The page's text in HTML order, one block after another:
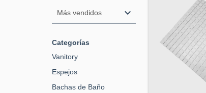
Categorías
Vanitory
Espejos
Bachas de Baño